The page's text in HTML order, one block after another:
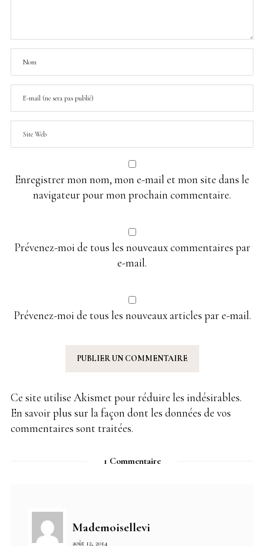
Enregistrer mon nom, mon e-mail et mon site dans le
navigateur pour mon prochain commentaire.
Prévenez-moi de tous les nouveaux commentaires par
e-mail.
Prévenez-moi de tous les nouveaux articles par e-mail.
Ce site utilise Akismet pour réduire les indésirables.
En savoir plus sur la façon dont les données de vos
commentaires sont traitées.
1 Commentaire
Mademoisellevi
août 12, 2014